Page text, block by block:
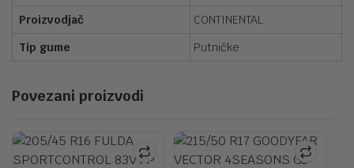
Proizvodjač
CONTINENTAL
Tip gume
Putničke
Povezani proizvodi